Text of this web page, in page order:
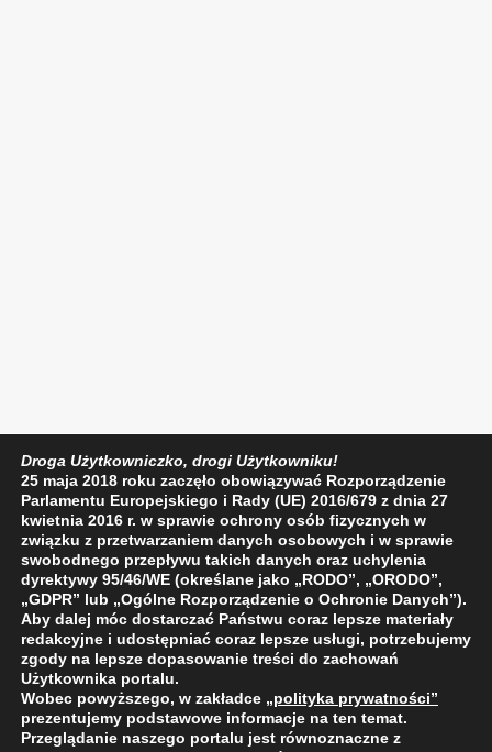
Droga Użytkowniczko, drogi Użytkowniku!
25 maja 2018 roku zaczęło obowiązywać Rozporządzenie
Parlamentu Europejskiego i Rady (UE) 2016/679 z dnia 27
kwietnia 2016 r. w sprawie ochrony osób fizycznych w
związku z przetwarzaniem danych osobowych i w sprawie
swobodnego przepływu takich danych oraz uchylenia
dyrektywy 95/46/WE (określane jako „RODO”, „ORODO”,
„GDPR” lub „Ogólne Rozporządzenie o Ochronie Danych”).
Aby dalej móc dostarczać Państwu coraz lepsze materiały
redakcyjne i udostępniać coraz lepsze usługi, potrzebujemy
zgody na lepsze dopasowanie treści do zachowań
Użytkownika portalu.
Wobec powyższego, w zakładce „polityka prywatności”
prezentujemy podstawowe informacje na ten temat.
Przeglądanie naszego portalu jest równoznaczne z